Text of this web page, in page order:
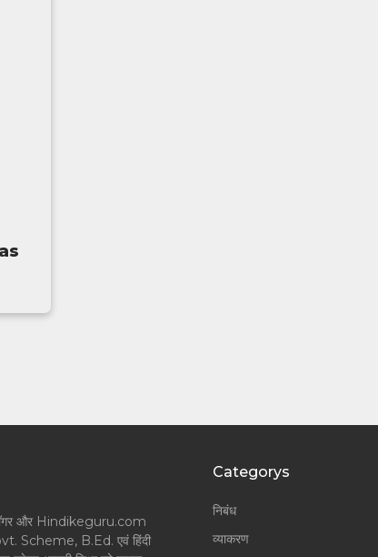
और Hindikeguru.com
Scheme, B.Ed. एवं हिंदी
Categorys
निबंध
व्याकरण